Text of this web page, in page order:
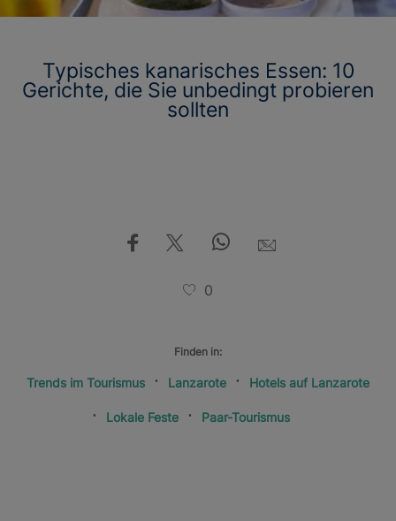
Typisches kanarisches Essen: 10
Gerichte, die Sie unbedingt probieren
sollten
0
Finden in:
Trends im Tourismus Lanzarote Hotels auf Lanzarote
Lokale Feste Paar-Tourismus